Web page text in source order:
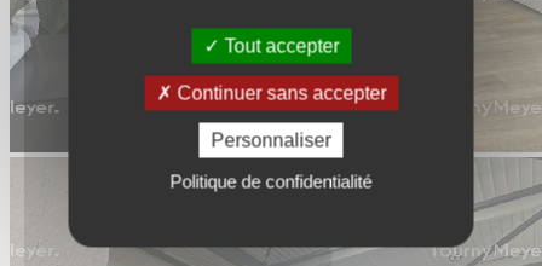
Tout accepter
Continuer sans accepter
Personnaliser
Politique de confidentialité